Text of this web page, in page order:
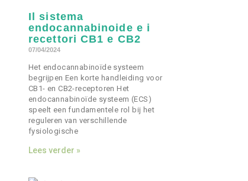
Il sistema
endocannabinoide e i
recettori CB1 e CB2
07/04/2024
Het endocannabinoïde systeem
begrijpen Een korte handleiding voor
CB1- en CB2-receptoren Het
endocannabinoïde systeem (ECS)
speelt een fundamentele rol bij het
reguleren van verschillende
fysiologische
Lees verder »